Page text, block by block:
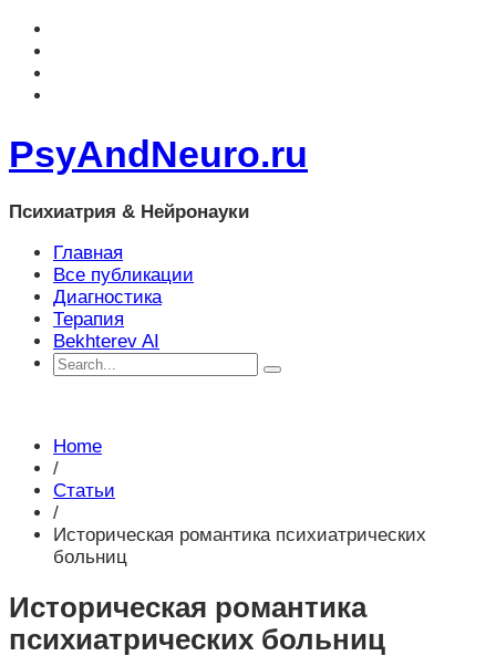
PsyAndNeuro.ru
Психиатрия & Нейронауки
Главная
Все публикации
Диагностика
Терапия
Bekhterev AI
Home
/
Статьи
/
Историческая романтика психиатрических
больниц
Историческая романтика
психиатрических больниц